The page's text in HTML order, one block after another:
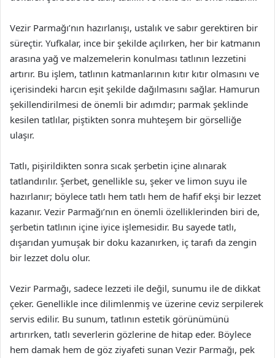
Vezir Parmağı’nın hazırlanışı, ustalık ve sabır gerektiren bir
süreçtir. Yufkalar, ince bir şekilde açılırken, her bir katmanın
arasına yağ ve malzemelerin konulması tatlının lezzetini
artırır. Bu işlem, tatlının katmanlarının kıtır kıtır olmasını ve
içerisindeki harcın eşit şekilde dağılmasını sağlar. Hamurun
şekillendirilmesi de önemli bir adımdır; parmak şeklinde
kesilen tatlılar, piştikten sonra muhteşem bir görselliğe
ulaşır.
Tatlı, pişirildikten sonra sıcak şerbetin içine alınarak
tatlandırılır. Şerbet, genellikle su, şeker ve limon suyu ile
hazırlanır; böylece tatlı hem tatlı hem de hafif ekşi bir lezzet
kazanır. Vezir Parmağı’nın en önemli özelliklerinden biri de,
şerbetin tatlının içine iyice işlemesidir. Bu sayede tatlı,
dışarıdan yumuşak bir doku kazanırken, iç tarafı da zengin
bir lezzet dolu olur.
Vezir Parmağı, sadece lezzeti ile değil, sunumu ile de dikkat
çeker. Genellikle ince dilimlenmiş ve üzerine ceviz serpilerek
servis edilir. Bu sunum, tatlının estetik görünümünü
artırırken, tatlı severlerin gözlerine de hitap eder. Böylece
hem damak hem de göz ziyafeti sunan Vezir Parmağı, pek